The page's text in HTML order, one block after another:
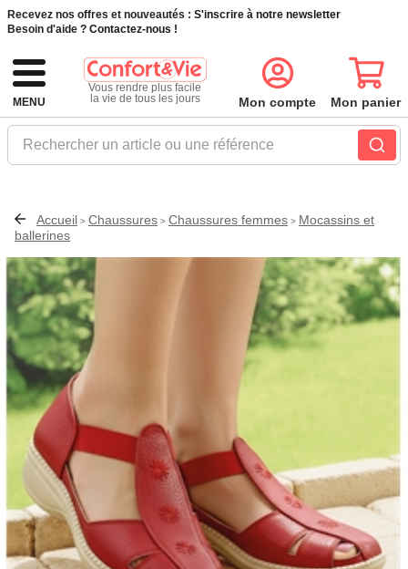
Recevez nos offres et nouveautés : S'inscrire à notre newsletter
Besoin d'aide ? Contactez-nous !
MENU
Vous rendre plus facile
la vie de tous les jours
Rechercher un article ou une référence
Mon compte Mon panier
Accueil > Chaussures > Chaussures femmes > Mocassins et
ballerines